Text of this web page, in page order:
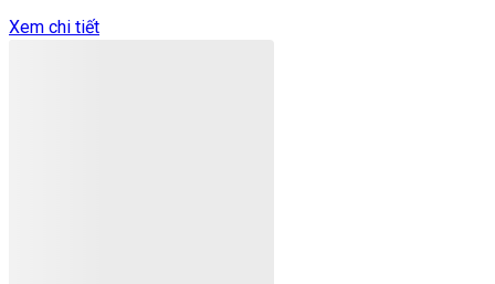
Xem chi tiết